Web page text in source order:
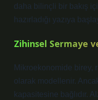
daha bilinçli bir bakış
hazırladığı yazıya
Zihinsel Sermaye
Mikroekonomide birey,
olarak modellenir.
kapasitesine bağlıdır.